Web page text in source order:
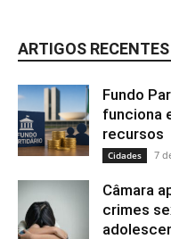
ARTIGOS RECENTES
Fundo
funciona
recursos
Cidades 7
Câmara
crimes